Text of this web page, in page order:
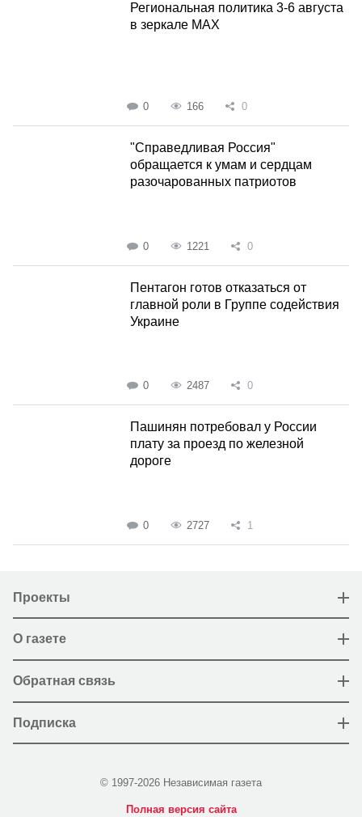
Региональная политика 3-6 августа
в зеркале MAX
0 166 0
"Справедливая Россия"
обращается к умам и сердцам
разочарованных патриотов
0 1221 0
Пентагон готов отказаться от
главной роли в Группе содействия
Украине
0 2487 0
Пашинян потребовал у России
плату за проезд по железной
дороге
0 2727 1
Проекты
О газете
Обратная связь
Подписка
© 1997-2026 Независимая газета
Полная версия сайта